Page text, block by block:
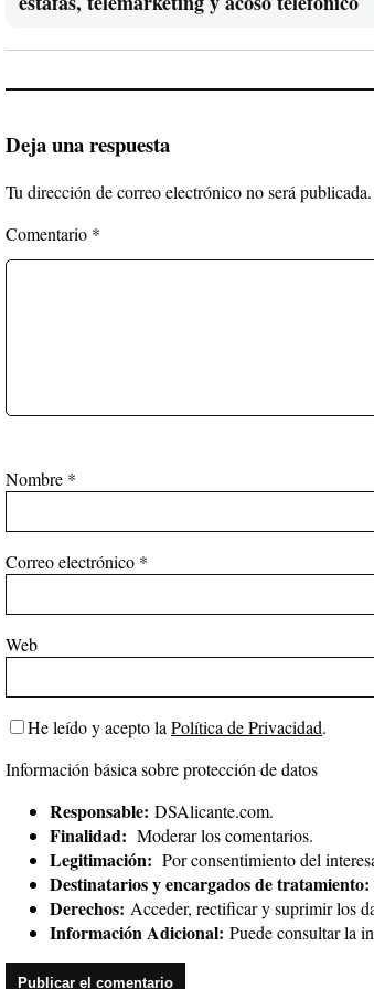
Deja una respuesta
Tu dirección de correo electrónico no será publicada.
Comentario *
Nombre *
Correo electrónico *
Web
He leído y acepto la Política de Privacidad.
Información básica sobre protección de datos
Responsable: DSAlicante.com.
Finalidad: Moderar los comentarios.
Legitimación: Por consentimiento del
Destinatarios y encargados de tratamiento:
Derechos: Acceder, rectificar y suprimir los
Información Adicional: Puede consultar la